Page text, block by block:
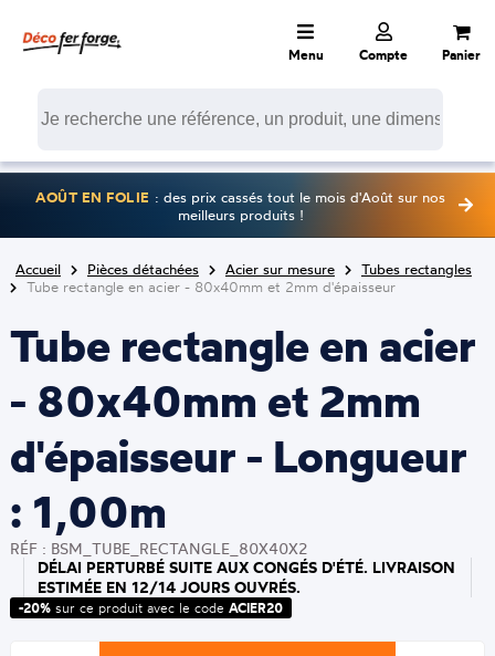
Menu Compte Panier
AOÛT EN FOLIE : des prix cassés tout le mois d'Août sur nos
meilleurs produits !
Accueil Pièces détachées Acier sur mesure
Tubes rectangles
Tube rectangle en acier - 80x40mm et 2mm d'épaisseur
Tube rectangle en acier
- 80x40mm et 2mm
d'épaisseur - Longueur
: 1,00m
RÉF : BSM_TUBE_RECTANGLE_80X40X2
DÉLAI PERTURBÉ SUITE AUX CONGÉS D'ÉTÉ. LIVRAISON
ESTIMÉE EN 12/14 JOURS OUVRÉS.
-20%sur ce produit avec le code ACIER20